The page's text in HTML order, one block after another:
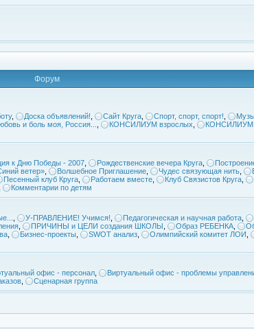
Форум
, Доска объявлений! Сайт Круга Спорт, спорт, спорт!
и боль моя, Россия... КОНСИЛИУМ взрослых КОНСИЛИУМ
к Дню Победы - 2007 Рождественские вечера Круга
ветер» Волшебное Приглашение Чудес связующая нить
Песенный клуб Круга Работаем вместе Клуб Связистов Круга
Комментарии по детям
У-ПРАВЛЕНИЕ! Учимся! Педагогическая и научная работа
ПРИЧИНЫ и ЦЕЛИ создания ШКОЛЫ Образ РЕБЕНКА
Бизнес-проекты SWOT анализ Олимпийский комитет ЛОИ
офис - персонал Виртуальный офис - проблемы
Сценарная группа